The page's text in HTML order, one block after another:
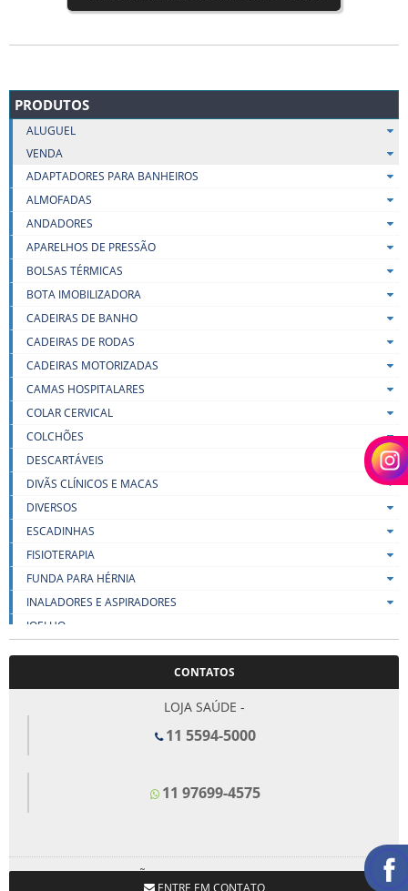
PRODUTOS
ALUGUEL
VENDA
ADAPTADORES PARA BANHEIROS
ALMOFADAS
ANDADORES
APARELHOS DE PRESSÃO
BOLSAS TÉRMICAS
BOTA IMOBILIZADORA
CADEIRAS DE BANHO
CADEIRAS DE RODAS
CADEIRAS MOTORIZADAS
CAMAS HOSPITALARES
COLAR CERVICAL
COLCHÕES
DESCARTÁVEIS
DIVÃS CLÍNICOS E MACAS
DIVERSOS
ESCADINHAS
FISIOTERAPIA
FUNDA PARA HÉRNIA
INALADORES E ASPIRADORES
JOELHO
MEIAS DE COMPRESSÃO
OXÍMETRO
SUPORTE PARA SORO
CONTATOS
LOJA SAÚDE -
11 5594-5000
11 97699-4575
LOJA SÃO BERNARDO DO CAMPO -
ENTRE EM CONTATO